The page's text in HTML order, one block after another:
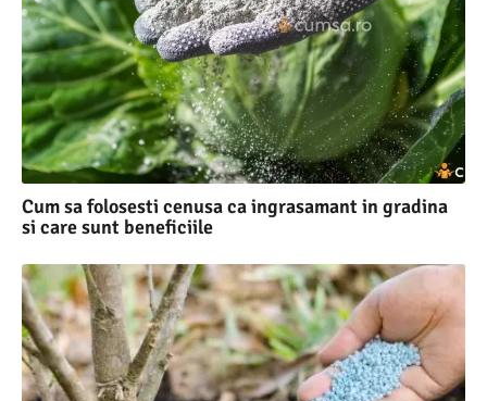
Cum sa folosesti cenusa ca ingrasamant in gradina
si care sunt beneficiile